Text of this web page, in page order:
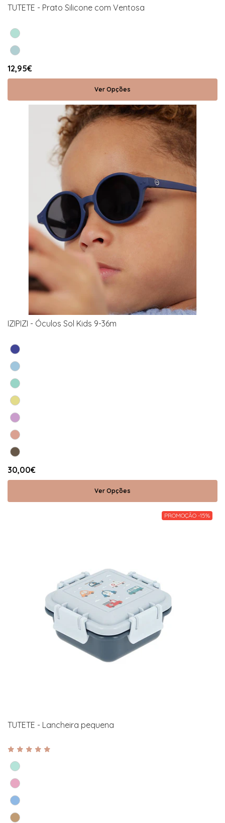
TUTETE - Prato Silicone com Ventosa
12,95€
Ver Opções
IZIPIZI - Óculos Sol Kids 9-36m
30,00€
Ver Opções
PROMOÇÃO -15%
TUTETE - Lancheira pequena